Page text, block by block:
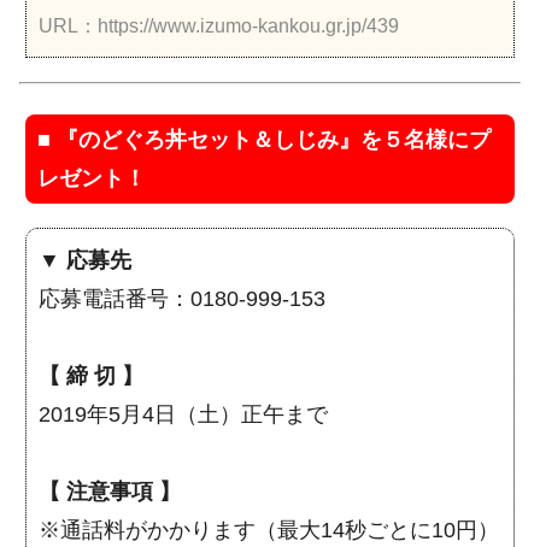
URL：https://www.izumo-kankou.gr.jp/439
■
『のどぐろ丼セット＆しじみ』を５名様にプ
レゼント！
▼ 応募先
応募電話番号：0180-999-153
【 締 切 】
2019年5月4日（土）正午まで
【 注意事項 】
※通話料がかかります（最大14秒ごとに10円）